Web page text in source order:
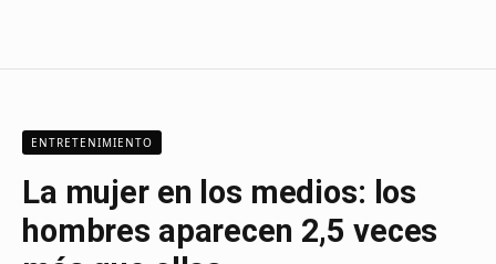
ENTRETENIMIENTO
La mujer en los medios: los
hombres aparecen 2,5 veces